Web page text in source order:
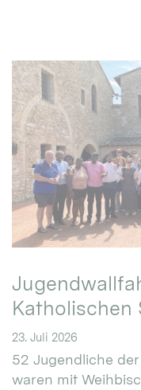
Katholischen
23. Juli 2026
52 Jugendliche
waren mit